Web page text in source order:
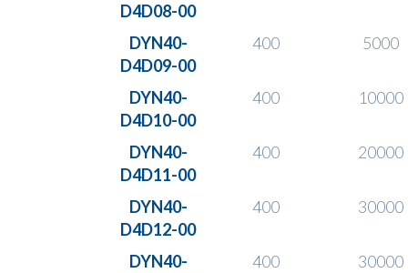
D4D08-00
DYN40-
D4D09-00
400 5000
DYN40-
D4D10-00
400 10000
DYN40-
D4D11-00
400 20000
DYN40-
D4D12-00
400 30000
DYN40-
400 30000